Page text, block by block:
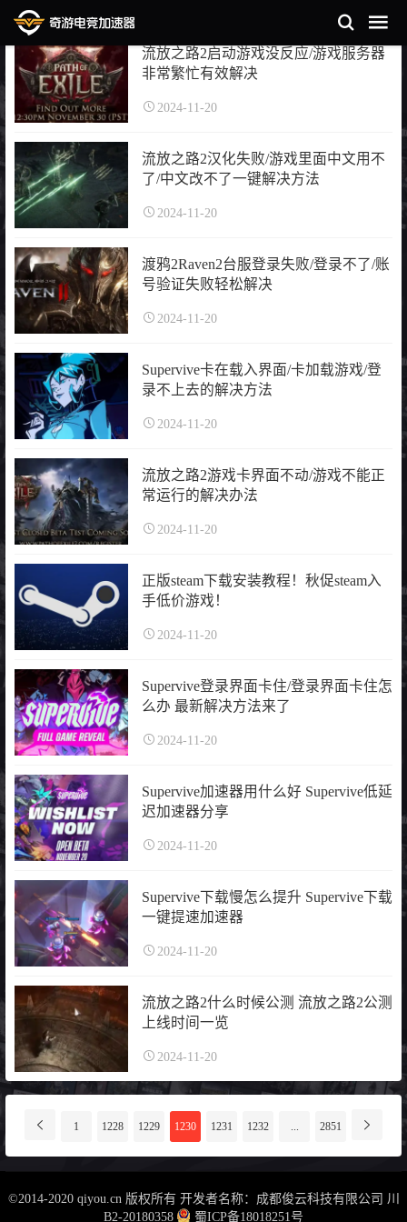
流放之路2启动游戏没反应/游戏服务器
非常繁忙有效解决
2024-11-20
流放之路2汉化失败/游戏里面中文用不
了/中文改不了一键解决方法
2024-11-20
渡鸦2Raven2台服登录失败/登录不了/账
号验证失败轻松解决
2024-11-20
Supervive卡在载入界面/卡加载游戏/登
录不上去的解决方法
2024-11-20
流放之路2游戏卡界面不动/游戏不能正
常运行的解决办法
2024-11-20
正版steam下载安装教程！秋促steam入
手低价游戏！
2024-11-20
Supervive登录界面卡住/登录界面卡住怎
么办 最新解决方法来了
2024-11-20
Supervive加速器用什么好 Supervive低延
迟加速器分享
2024-11-20
Supervive下载慢怎么提升 Supervive下载
一键提速加速器
2024-11-20
流放之路2什么时候公测 流放之路2公测
上线时间一览
2024-11-20
页
导
1 1228 1229 1230 1231 1232 ... 2851
©2014-2020 qiyou.cn 版权所有 开发者名称：成都俊云科技有限公司 川
B2-20180358
蜀ICP备18018251号